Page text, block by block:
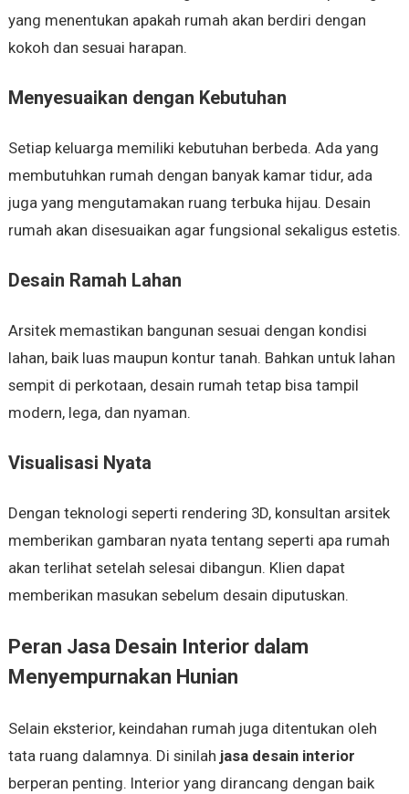
yang menentukan apakah rumah akan berdiri dengan
kokoh dan sesuai harapan.
Menyesuaikan dengan Kebutuhan
Setiap keluarga memiliki kebutuhan berbeda. Ada yang
membutuhkan rumah dengan banyak kamar tidur, ada
juga yang mengutamakan ruang terbuka hijau. Desain
rumah akan disesuaikan agar fungsional sekaligus estetis.
Desain Ramah Lahan
Arsitek memastikan bangunan sesuai dengan kondisi
lahan, baik luas maupun kontur tanah. Bahkan untuk lahan
sempit di perkotaan, desain rumah tetap bisa tampil
modern, lega, dan nyaman.
Visualisasi Nyata
Dengan teknologi seperti rendering 3D, konsultan arsitek
memberikan gambaran nyata tentang seperti apa rumah
akan terlihat setelah selesai dibangun. Klien dapat
memberikan masukan sebelum desain diputuskan.
Peran Jasa Desain Interior dalam
Menyempurnakan Hunian
Selain eksterior, keindahan rumah juga ditentukan oleh
tata ruang dalamnya. Di sinilah jasa desain interior
berperan penting. Interior yang dirancang dengan baik